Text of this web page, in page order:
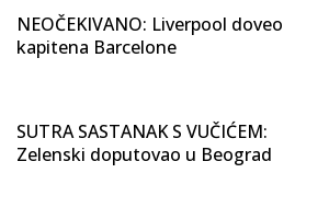
NEOČEKIVANO: Liverpool doveo
kapitena Barcelone
SUTRA SASTANAK S VUČIĆEM:
Zelenski doputovao u Beograd